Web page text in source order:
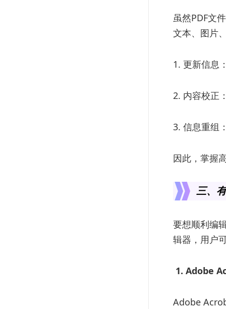
虽然PDF文
文本、图片
1. 更新信息
2. 内容校正
3. 信息重组
因此，掌握
三、
要想顺利编
辑器，用户
1. Adobe
Adobe